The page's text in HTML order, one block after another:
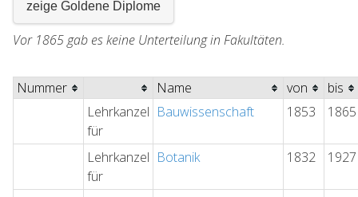
zeige Goldene Diplome
Vor 1865 gab es keine Unterteilung in Fakultäten.
Nummer Name von
bis
Lehrkanzel
für
Bauwissenschaft 1853 1865
Lehrkanzel
für
Botanik 1832 1927